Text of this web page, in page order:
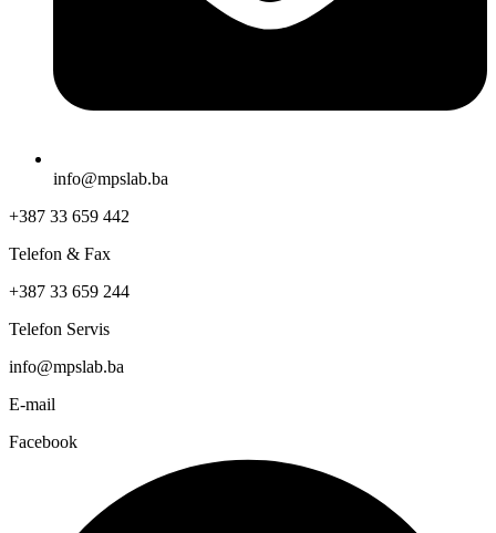
info@mpslab.ba
+387 33 659 442
Telefon & Fax
+387 33 659 244
Telefon Servis
info@mpslab.ba
E-mail
Facebook